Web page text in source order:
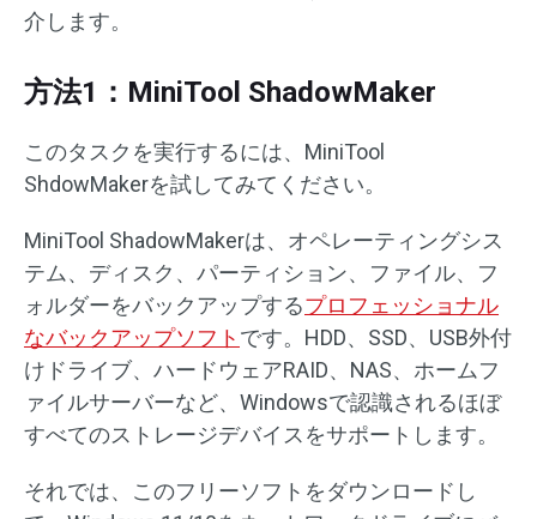
介します。
方法1：MiniTool ShadowMaker
このタスクを実行するには、MiniTool
ShdowMakerを試してみてください。
MiniTool ShadowMakerは、オペレーティングシス
テム、ディスク、パーティション、ファイル、フ
ォルダーをバックアップするプロフェッショナル
なバックアップソフト です。HDD、SSD、USB外付
けドライブ、ハードウェアRAID、NAS、ホームフ
ァイルサーバーなど、Windowsで認識されるほぼ
すべてのストレージデバイスをサポートします。
それでは、このフリーソフトをダウンロードし